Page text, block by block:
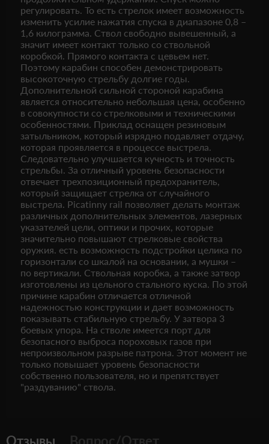
регулировать. То есть стрелок имеет возможность
изменить усилие нажатия спуска в диапазоне 0,8 –
1,6 килограмма. Ствол свободно вывешенный, а
значит имеет контакт только со ствольной
коробкой. Прямого контакта с цевьем нет.
Поэтому карабин способен демонстрировать
высокоточную стрельбу долгие годы.
Дополнительной сильной стороной карабина
является относительно небольшая цена, особенно
в совокупности со стрелковыми и техническими
особенностями. Приклад оснащен резиновым
затыльником, который изрядно подавляет отдачу,
которая проявляется в процессе выстрела.
Следовательно улучшается кучность и точность
стрельбы. За отличный уровень безопасности
отвечает трехпозиционный предохранитель,
который защищает стрелка от случайного
выстрела. Picatinny rail позволяет делать монтаж
различных дополнительных элементов, лазерных
указателей цели, оптики и прочих, которые
значительно повышают стрелковые свойства
оружия. есть возможность подстройки целика по
горизонтали со шкалой на основании, а мушки –
по вертикали. Ствольная коробка, а также затвор
изготовлены из цельного стального куска. По этой
причине карабин отличается отличной
надежностью конструкции и дает возможность
показывать стабильную стрельбу. У затвора 3
боевых упора. На стволе имеется порт для
безопасного выброса пороховых газов при
непроизвольном разрыве патрона. Этот момент не
только повышает уровень безопасности
собственно пользователя, но и препятствует
"раздуванию" ствола.
Отзывы Вопрос/Ответ